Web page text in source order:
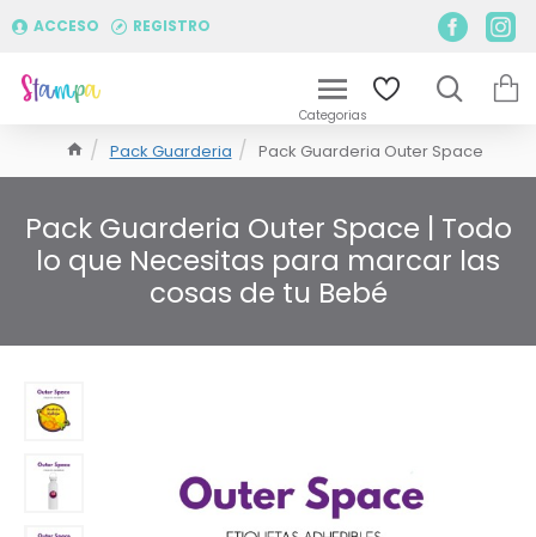
ACCESO REGISTRO
Pack Guarderia Pack Guarderia Outer Space
Pack Guarderia Outer Space | Todo
lo que Necesitas para marcar las
cosas de tu Bebé